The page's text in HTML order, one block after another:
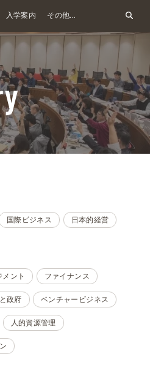
入学案内 その他...
国際ビジネス 日本的経営
ント ファイナンス
政府 ベンチャービジネス
人的資源管理